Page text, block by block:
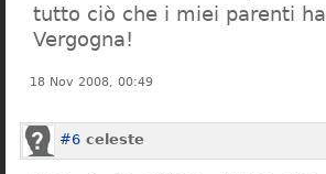
tutto ciò che i miei parenti
Vergogna!
18 Nov 2008, 00:49
#6 celeste